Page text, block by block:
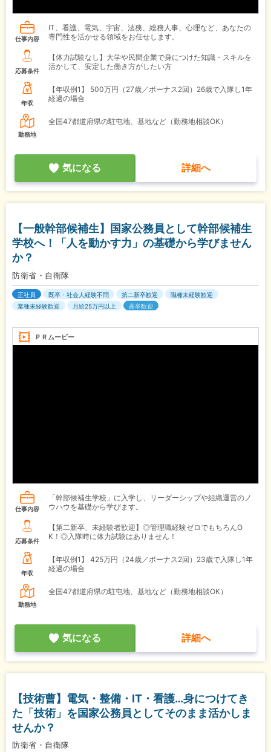
仕事内容
IT、看護、電気、宇宙、法務、総務人事、心理など、あなたの
専門性を活かせる領域をお任せします。
応募条件
【体力試験なし】大学や民間企業で身につけた知識・スキルを
活かして、安定した働き方がしたい方
年収
【年収例1】
500万円（27歳／ボーナス2回）26歳で入隊し1年
経過の場合
勤務地
全国47都道府県の駐屯地、基地など（勤務地相談OK）
気になる 詳細へ
【一般幹部候補生】国家公務員として幹部候補生
学校へ！「人を動かす力」の基礎から学びません
か？
防衛省・自衛隊
正社員 既卒・社会人経験不問 第二新卒歓迎
職種未経験歓迎
業種未経験歓迎
月給25万円以上 高卒歓迎
ＰＲムービー
仕事内容
「幹部候補生学校」に入学し、リーダーシップや組織運営のノ
ウハウを基礎から学びます。
応募条件
【第二新卒、未経験者歓迎】◎管理職経験ゼロでもちろんO
K！◎入隊時に体力試験はありません！
年収
【年収例1】
425万円（24歳／ボーナス2回）23歳で入隊し1年
経過の場合
勤務地
全国47都道府県の駐屯地、基地など（勤務地相談OK）
気になる 詳細へ
【技術曹】電気・整備・IT・看護…身につけてき
た「技術」を国家公務員としてそのまま活かしま
せんか？
防衛省・自衛隊